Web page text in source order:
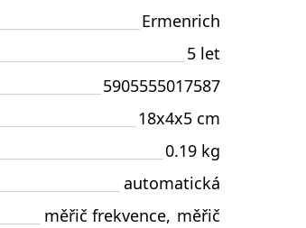
Ermenrich
5 let
5905555017587
18x4x5 cm
0.19 kg
automatická
měřič frekvence, měřič